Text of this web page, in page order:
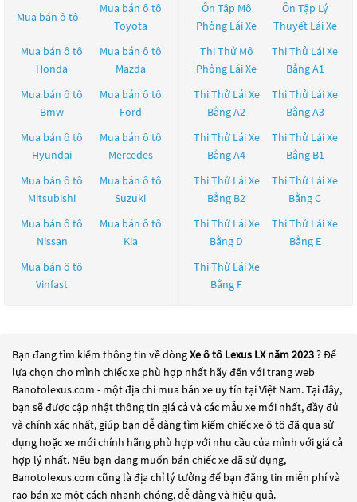
Mua bán ô tô
Mua bán ô tô
Toyota
Mua bán ô tô
Honda
Mua bán ô tô
Mazda
Mua bán ô tô
Bmw
Mua bán ô tô
Ford
Mua bán ô tô
Hyundai
Mua bán ô tô
Mercedes
Mua bán ô tô
Mitsubishi
Mua bán ô tô
Suzuki
Mua bán ô tô
Nissan
Mua bán ô tô
Kia
Mua bán ô tô
Vinfast
Ôn Tập Mô
Phỏng Lái Xe
Ôn Tập Lý
Thuyết Lái Xe
Thi Thử Mô
Phỏng Lái Xe
Thi Thử Lái Xe
Bằng A1
Thi Thử Lái Xe
Bằng A2
Thi Thử Lái Xe
Bằng A3
Thi Thử Lái Xe
Bằng A4
Thi Thử Lái Xe
Bằng B1
Thi Thử Lái Xe
Bằng B2
Thi Thử Lái Xe
Bằng C
Thi Thử Lái Xe
Bằng D
Thi Thử Lái Xe
Bằng E
Thi Thử Lái Xe
Bằng F
Bạn đang tìm kiếm thông tin về dòngXe ô tô Lexus LX năm 2023? Để
lựa chọn cho mình chiếc xe phù hợp nhất hãy đến với trang web
Banotolexus.com - một địa chỉ mua bán xe uy tín tại Việt Nam. Tại đây,
bạn sẽ được cập nhật thông tin giá cả và các mẫu xe mới nhất, đầy đủ
và chính xác nhất, giúp bạn dễ dàng tìm kiếm chiếc xe ô tô đã qua sử
dụng hoặc xe mới chính hãng phù hợp với nhu cầu của mình với giá cả
hợp lý nhất. Nếu bạn đang muốn bán chiếc xe đã sử dụng,
Banotolexus.com cũng là địa chỉ lý tưởng để bạn đăng tin miễn phí và
rao bán xe một cách nhanh chóng, dễ dàng và hiệu quả.